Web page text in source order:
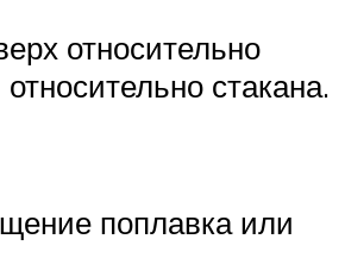
относительно
стакана.
поплавка или